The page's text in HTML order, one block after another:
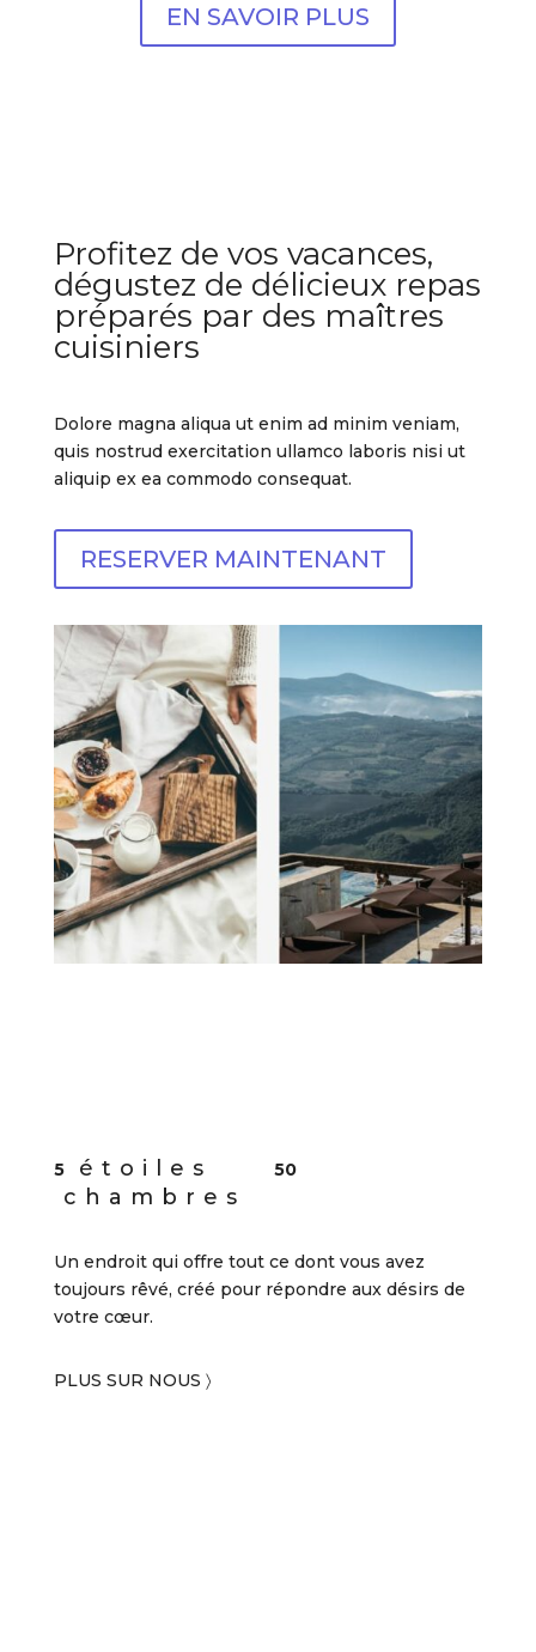
EN SAVOIR PLUS
Profitez de vos vacances,
dégustez de délicieux repas
préparés par des maîtres
cuisiniers
Dolore magna aliqua ut enim ad minim veniam,
quis nostrud exercitation ullamco laboris nisi ut
aliquip ex ea commodo consequat.
RESERVER MAINTENANT
5 étoiles 50
chambres
Un endroit qui offre tout ce dont vous avez
toujours rêvé, créé pour répondre aux désirs de
votre cœur.
PLUS SUR NOUS 〉